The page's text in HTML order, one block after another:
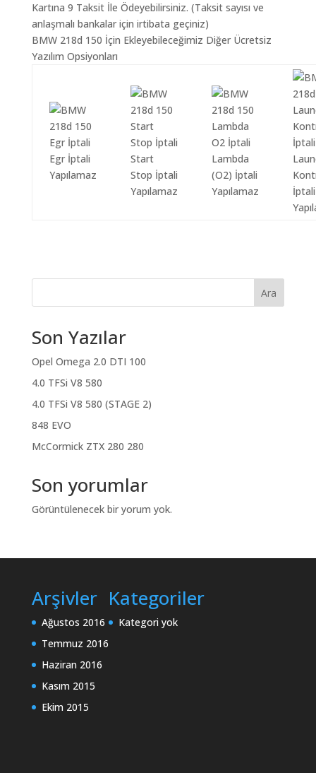
Kartına 9 Taksit İle Ödeyebilirsiniz. (Taksit sayısı ve
anlaşmalı bankalar için irtibata geçiniz)
BMW 218d 150 İçin Ekleyebileceğimiz Diğer Ücretsiz
Yazılım Opsiyonları
Egr İptali
Yapılamaz
Start
Stop İptali
Yapılamaz
Lambda
(O2) İptali
Yapılamaz
İptali
Ara
Son Yazılar
Opel Omega 2.0 DTI 100
4.0 TFSi V8 580
4.0 TFSi V8 580 (STAGE 2)
848 EVO
McCormick ZTX 280 280
Son yorumlar
Görüntülenecek bir yorum yok.
Arşivler
Ağustos 2016
Temmuz 2016
Haziran 2016
Kasım 2015
Ekim 2015
Kategoriler
Kategori yok